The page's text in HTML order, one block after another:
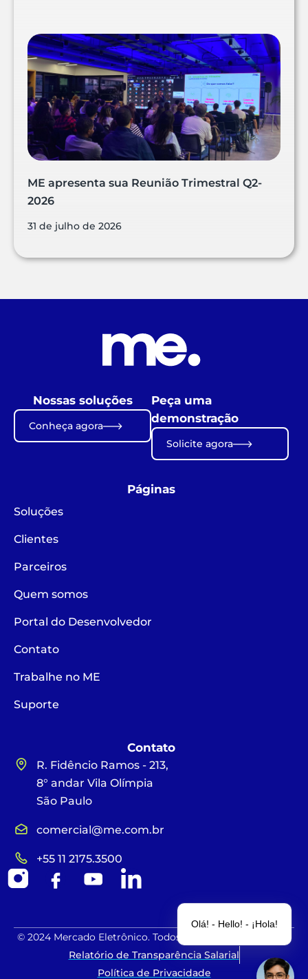
ME apresenta sua Reunião Trimestral Q2-
2026
31 de julho de 2026
Nossas soluções
Conheça agora
Peça uma
demonstração
Solicite agora
Páginas
Soluções
Clientes
Parceiros
Quem somos
Portal do Desenvolvedor
Contato
Trabalhe no ME
Suporte
Contato
R. Fidêncio Ramos - 213,
8° andar Vila Olímpia
São Paulo
comercial@me.com.br
+55 11 2175.3500
© 2024 Mercado Eletrônico. Todos os direitos reservados.
Relatório de Transparência Salarial
Política de Privacidade
Olá! - Hello! - ¡Hola!